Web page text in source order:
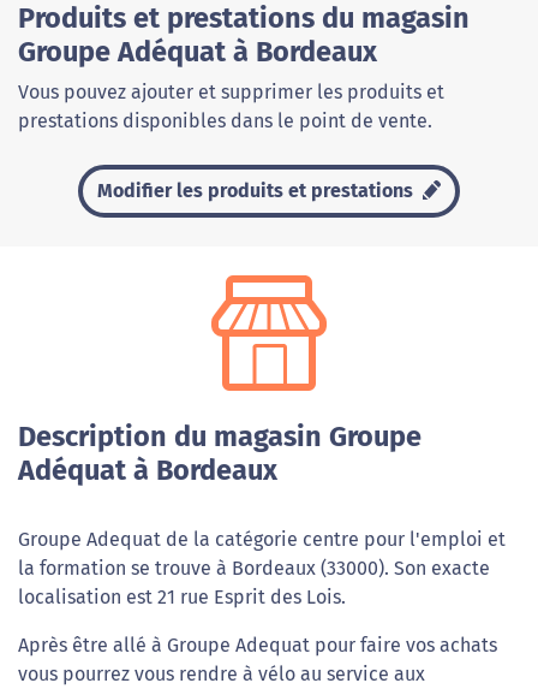
Produits et prestations du magasin
Groupe Adéquat à Bordeaux
Vous pouvez ajouter et supprimer les produits et
prestations disponibles dans le point de vente.
Modifier les produits et prestations
Description du magasin Groupe
Adéquat à Bordeaux
Groupe Adequat de la catégorie centre pour l'emploi et
la formation se trouve à Bordeaux (33000). Son exacte
localisation est 21 rue Esprit des Lois.
Après être allé à Groupe Adequat pour faire vos achats
vous pourrez vous rendre à vélo au service aux